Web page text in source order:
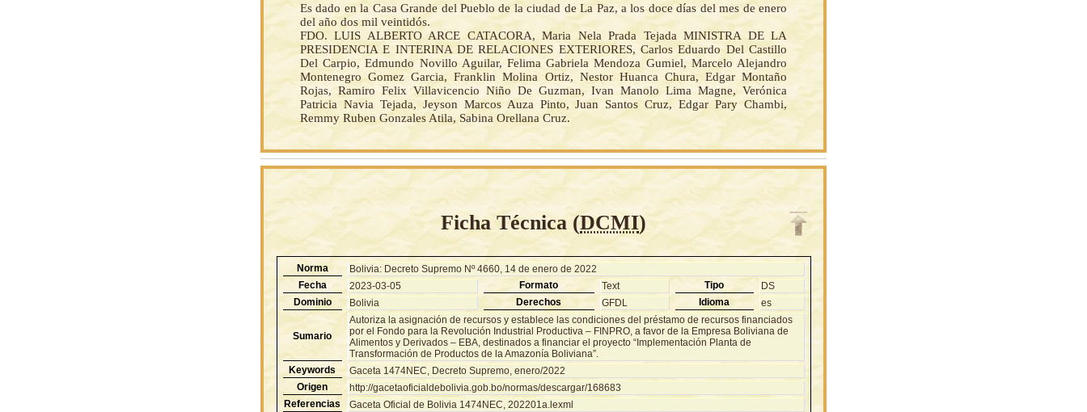
Es dado en la Casa Grande del Pueblo de la ciudad de La Paz, a los doce días del mes de enero
del año dos mil veintidós.
FDO. LUIS ALBERTO ARCE CATACORA, Maria Nela Prada Tejada MINISTRA DE LA
PRESIDENCIA E INTERINA DE RELACIONES EXTERIORES, Carlos Eduardo Del Castillo
Del Carpio, Edmundo Novillo Aguilar, Felima Gabriela Mendoza Gumiel, Marcelo Alejandro
Montenegro Gomez Garcia, Franklin Molina Ortiz, Nestor Huanca Chura, Edgar Montaño
Rojas, Ramiro Felix Villavicencio Niño De Guzman, Ivan Manolo Lima Magne, Verónica
Patricia Navia Tejada, Jeyson Marcos Auza Pinto, Juan Santos Cruz, Edgar Pary Chambi,
Remmy Ruben Gonzales Atila, Sabina Orellana Cruz.
Ficha Técnica (DCMI)
Norma
Bolivia: Decreto Supremo Nº 4660, 14 de enero de 2022
Fecha
2023-03-05 Formato Text Tipo
DS
Dominio
Bolivia Derechos GFDL Idioma es
Sumario
Autoriza la asignación de recursos y establece las condiciones del préstamo de recursos financiados
por el Fondo para la Revolución Industrial Productiva – FINPRO, a favor de la Empresa Boliviana de
Alimentos y Derivados – EBA, destinados a financiar el proyecto “Implementación Planta de
Transformación de Productos de la Amazonía Boliviana”.
Keywords
Gaceta 1474NEC, Decreto Supremo, enero/2022
Origen
http://gacetaoficialdebolivia.gob.bo/normas/descargar/168683
Referencias
Gaceta Oficial de Bolivia 1474NEC, 202201a.lexml